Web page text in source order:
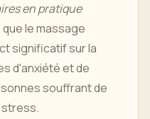
en pratique
le massage
significatif sur la
d'anxiété et de
souffrant de
stress.